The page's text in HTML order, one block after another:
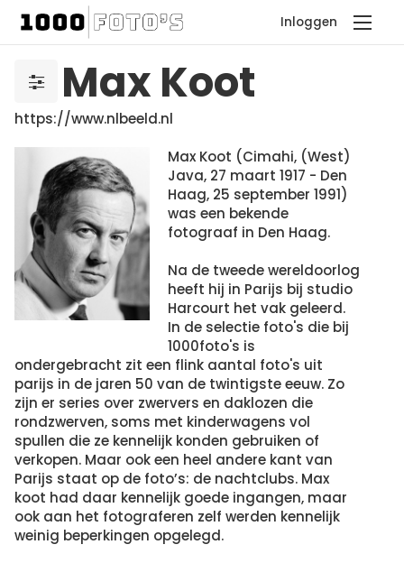
Inloggen
Max Koot
https://www.nlbeeld.nl
Max Koot (Cimahi, (West)
Java, 27 maart 1917 - Den
Haag, 25 september 1991)
was een bekende
fotograaf in Den Haag.
Na de tweede wereldoorlog
heeft hij in Parijs bij studio
Harcourt het vak geleerd.
In de selectie foto's die bij
1000foto's is
ondergebracht zit een flink aantal foto's uit
parijs in de jaren 50 van de twintigste eeuw. Zo
zijn er series over zwervers en daklozen die
rondzwerven, soms met kinderwagens vol
spullen die ze kennelijk konden gebruiken of
verkopen. Maar ook een heel andere kant van
Parijs staat op de foto’s: de nachtclubs. Max
koot had daar kennelijk goede ingangen, maar
ook aan het fotograferen zelf werden kennelijk
weinig beperkingen opgelegd.